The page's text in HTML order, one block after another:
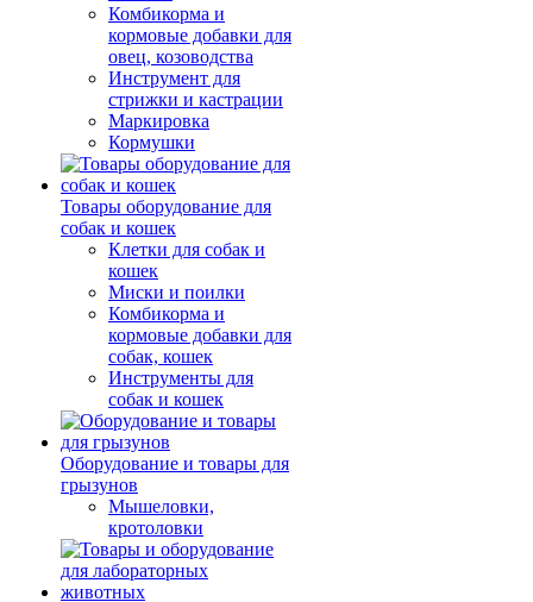
Комбикорма и
кормовые добавки для
овец, козоводства
Инструмент для
стрижки и кастрации
Маркировка
Кормушки
Товары оборудование для
собак и кошек
Клетки для собак и
кошек
Миски и поилки
Комбикорма и
кормовые добавки для
собак, кошек
Инструменты для
собак и кошек
Оборудование и товары для
грызунов
Мышеловки,
кротоловки